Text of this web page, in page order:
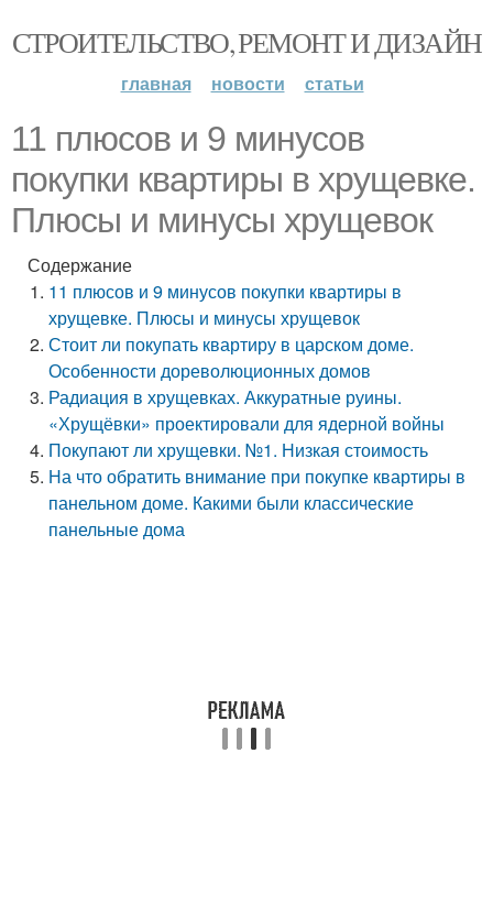
СТРОИТЕЛЬСТВО, РЕМОНТ И ДИЗАЙН
главная новости статьи
11 плюсов и 9 минусов
покупки квартиры в хрущевке.
Плюсы и минусы хрущевок
Содержание
11 плюсов и 9 минусов покупки квартиры в
хрущевке. Плюсы и минусы хрущевок
Стоит ли покупать квартиру в царском доме.
Особенности дореволюционных домов
Радиация в хрущевках. Аккуратные руины.
«Хрущёвки» проектировали для ядерной войны
Покупают ли хрущевки. №1. Низкая стоимость
На что обратить внимание при покупке квартиры в
панельном доме. Какими были классические
панельные дома